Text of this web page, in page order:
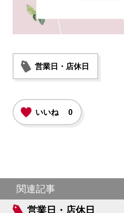
営業日・店休日
いいね 0
関連記事
営業日・店休日